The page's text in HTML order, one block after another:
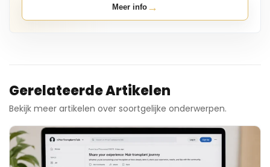
Meer info →
Gerelateerde Artikelen
Bekijk meer artikelen over soortgelijke onderwerpen.